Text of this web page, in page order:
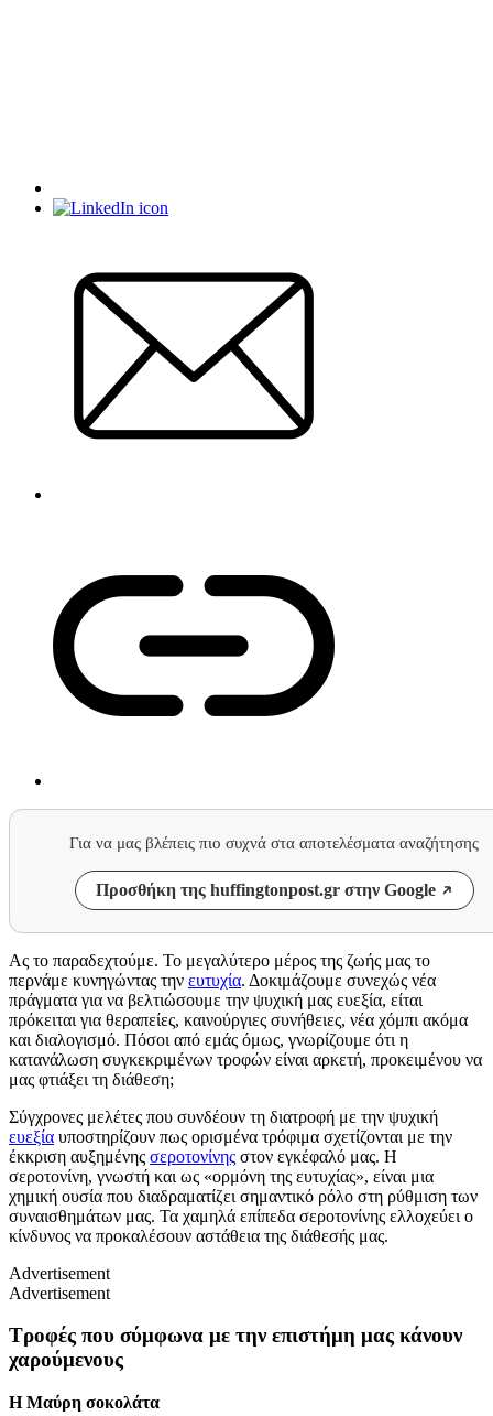
Για να μας βλέπεις πιο συχνά στα αποτελέσματα αναζήτησης
Προσθήκη της huffingtonpost.gr στην Google
Ας το παραδεχτούμε. Το μεγαλύτερο μέρος της ζωής μας το
περνάμε κυνηγώντας την ευτυχία. Δοκιμάζουμε συνεχώς νέα
πράγματα για να βελτιώσουμε την ψυχική μας ευεξία, είται
πρόκειται για θεραπείες, καινούργιες συνήθειες, νέα χόμπι ακόμα
και διαλογισμό. Πόσοι από εμάς όμως, γνωρίζουμε ότι η
κατανάλωση συγκεκριμένων τροφών είναι αρκετή, προκειμένου να
μας φτιάξει τη διάθεση;
Σύγχρονες μελέτες που συνδέουν τη διατροφή με την ψυχική
ευεξία υποστηρίζουν πως ορισμένα τρόφιμα σχετίζονται με την
έκκριση αυξημένης σεροτονίνης στον εγκέφαλό μας. Η
σεροτονίνη, γνωστή και ως «ορμόνη της ευτυχίας», είναι μια
χημική ουσία που διαδραματίζει σημαντικό ρόλο στη ρύθμιση των
συναισθημάτων μας. Τα χαμηλά επίπεδα σεροτονίνης ελλοχεύει ο
κίνδυνος να προκαλέσουν αστάθεια της διάθεσής μας.
Advertisement
Advertisement
Τροφές που σύμφωνα με την επιστήμη μας κάνουν
χαρούμενους
Η Μαύρη σοκολάτα